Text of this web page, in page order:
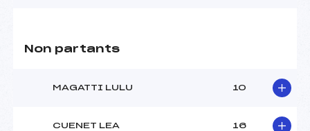
Non partants
MAGATTI LULU 10
CUENET LEA 16